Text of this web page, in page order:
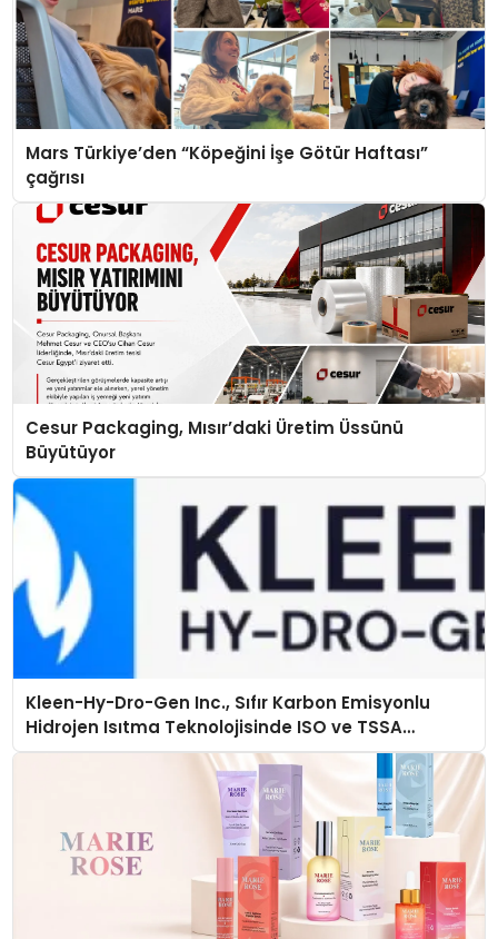
Mars Türkiye’den “Köpeğini İşe Götür Haftası”
çağrısı
Cesur Packaging, Mısır’daki Üretim Üssünü
Büyütüyor
Kleen-Hy-Dro-Gen Inc., Sıfır Karbon Emisyonlu
Hidrojen Isıtma Teknolojisinde ISO ve TSSA
Düzenleyici Onaylarını Aldı